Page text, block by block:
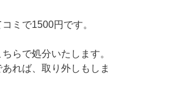
ミで1500円です。
らで処分いたします。
れば、取り外しもしま